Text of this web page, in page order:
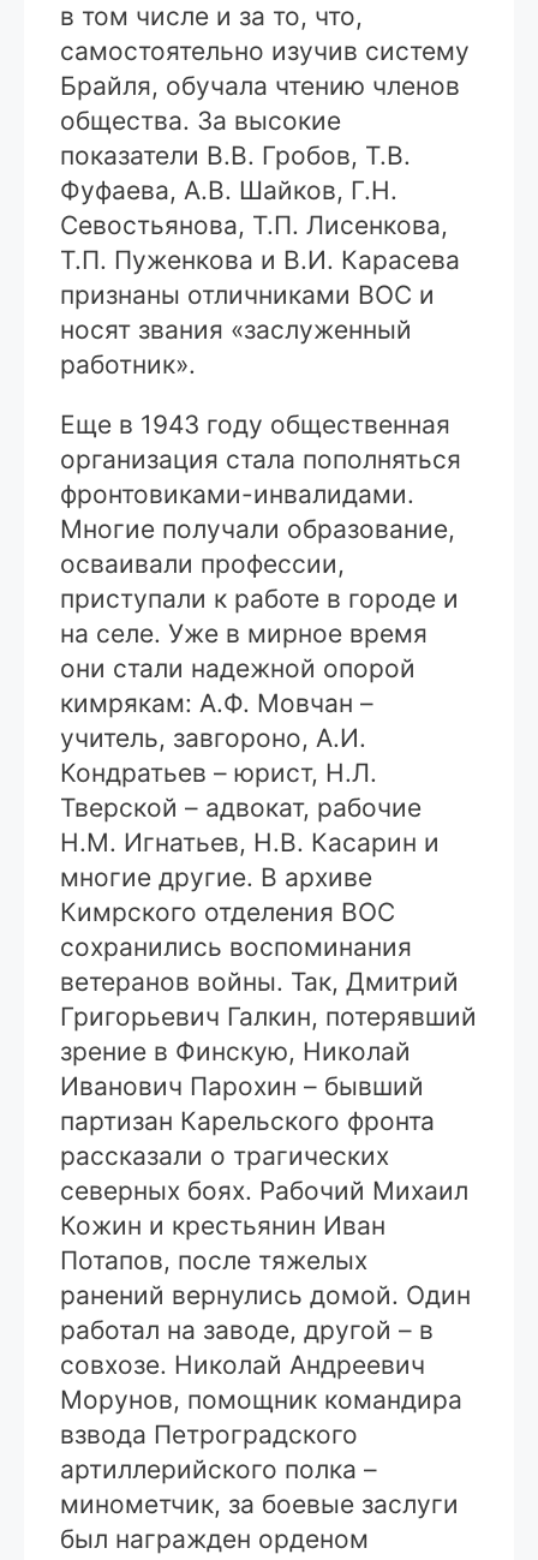
в том числе и за то, что,
самостоятельно изучив систему
Брайля, обучала чтению членов
общества. За высокие
показатели В.В. Гробов, Т.В.
Фуфаева, А.В. Шайков, Г.Н.
Севостьянова, Т.П. Лисенкова,
Т.П. Пуженкова и В.И. Карасева
признаны отличниками ВОС и
носят звания «заслуженный
работник».
Еще в 1943 году общественная
организация стала пополняться
фронтовиками-инвалидами.
Многие получали образование,
осваивали профессии,
приступали к работе в городе и
на селе. Уже в мирное время
они стали надежной опорой
кимрякам: А.Ф. Мовчан –
учитель, завгороно, А.И.
Кондратьев – юрист, Н.Л.
Тверской – адвокат, рабочие
Н.М. Игнатьев, Н.В. Касарин и
многие другие. В архиве
Кимрского отделения ВОС
сохранились воспоминания
ветеранов войны. Так, Дмитрий
Григорьевич Галкин, потерявший
зрение в Финскую, Николай
Иванович Парохин – бывший
партизан Карельского фронта
рассказали о трагических
северных боях. Рабочий Михаил
Кожин и крестьянин Иван
Потапов, после тяжелых
ранений вернулись домой. Один
работал на заводе, другой – в
совхозе. Николай Андреевич
Морунов, помощник командира
взвода Петроградского
артиллерийского полка –
минометчик, за боевые заслуги
был награжден орденом